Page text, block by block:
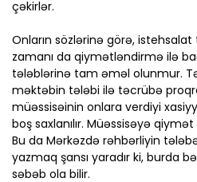
çəkirlər.
Onların sözlərinə görə,
zamanı da qiymətləndirmə ilə
tələblərinə tam əməl olunmur.
məktəbin tələbi ilə təcrübə
müəssisəinin onlara verdiyi
boş saxlanılır. Müəssisəyə
Bu da Mərkəzdə rəhbərliyin
yazmaq şansı yaradır ki, burda
səbəb ola bilir.